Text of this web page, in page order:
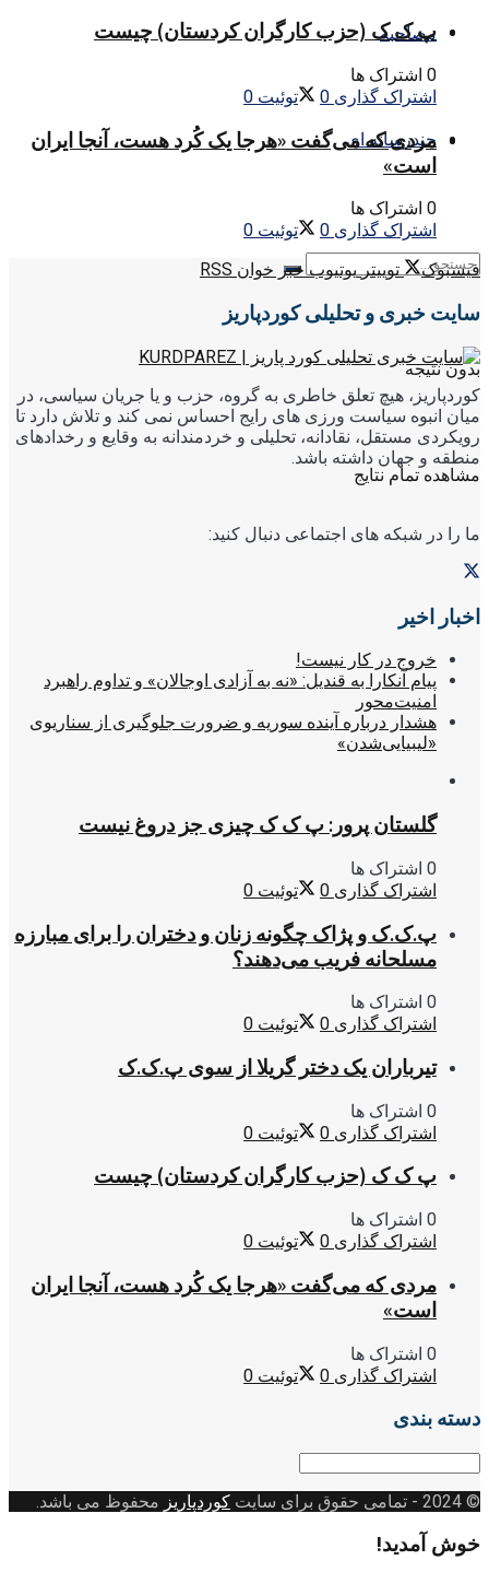
مصاحبه
چندرسانه ای
بدون نتیجه
مشاهده تمام نتایج
پ ک ک (حزب کارگران کردستان) چیست
0 اشتراک ها
اشتراک گذاری 0 توئیت 0
مردی که می‌گفت «هرجا یک کُرد هست، آنجا ایران
است»
0 اشتراک ها
اشتراک گذاری 0 توئیت 0
فیسبوک
توییتر یوتیوب خبر خوان RSS
سایت خبری و تحلیلی کوردپاریز
کوردپاریز، هیچ تعلق خاطری به گروه، حزب و یا جریان سیاسی، در
میان انبوه سیاست ورزی های رایج احساس نمی کند و تلاش دارد تا
رویکردی مستقل، نقادانه، تحلیلی و خردمندانه به وقایع و رخدادهای
منطقه و جهان داشته باشد.
ما را در شبکه های اجتماعی دنبال کنید:
اخبار اخیر
خروج در کار نیست!
پیام آنکارا به قندیل: «نه به آزادی اوجالان» و تداوم راهبرد
امنیت‌محور
هشدار درباره آینده سوریه و ضرورت جلوگیری از سناریوی
«لیبیایی‌شدن»
گلستان پرور: پ ک ک چیزی جز دروغ نیست
0 اشتراک ها
اشتراک گذاری 0 توئیت 0
پ.ک.ک و پژاک چگونه زنان و دختران را برای مبارزه
مسلحانه فریب می‌دهند؟
0 اشتراک ها
اشتراک گذاری 0 توئیت 0
تیرباران یک دختر گریلا از سوی پ.ک.ک
0 اشتراک ها
اشتراک گذاری 0 توئیت 0
پ ک ک (حزب کارگران کردستان) چیست
0 اشتراک ها
اشتراک گذاری 0 توئیت 0
مردی که می‌گفت «هرجا یک کُرد هست، آنجا ایران
است»
0 اشتراک ها
اشتراک گذاری 0 توئیت 0
دسته بندی
دسته
© 2024
- تمامی حقوق برای سایت کوردپاریز محفوظ می باشد.
خوش آمدید!